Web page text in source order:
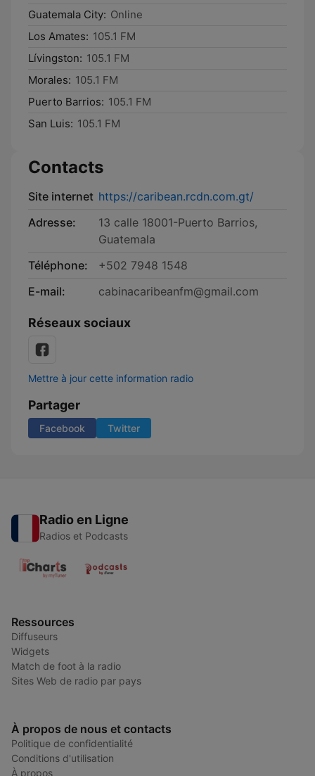
Guatemala City: Online
Los Amates: 105.1 FM
Lívingston: 105.1 FM
Morales: 105.1 FM
Puerto Barrios: 105.1 FM
San Luis: 105.1 FM
Contacts
Site internet https://caribean.rcdn.com.gt/
Adresse:
13 calle 18001-Puerto Barrios,
Guatemala
Téléphone:
+502 7948 1548
E-mail:
cabinacaribeanfm@gmail.com
Réseaux sociaux
Mettre à jour cette information radio
Partager
Facebook Twitter
Radio en Ligne
Radios et Podcasts
Ressources
Diffuseurs
Widgets
Match de foot à la radio
Sites Web de radio par pays
À propos de nous et contacts
Politique de confidentialité
Conditions d'utilisation
À propos